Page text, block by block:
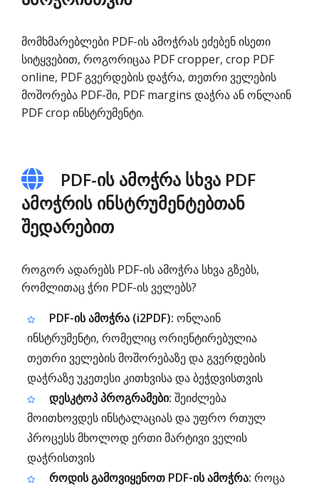
მომხმარებლები PDF-ის ამოჭრას ეძებენ ისეთი
სიტყვებით, როგორიცაა PDF cropper, crop PDF
online, PDF გვერდების დაჭრა, თეთრი ველების
მოშორება PDF-ში, PDF margins დაჭრა ან ონლაინ
PDF crop ინსტრუმენტი.
PDF-ის ამოჭრა სხვა PDF
ამოჭრის ინსტრუმენტებთან
შედარებით
როგორ ადარებს PDF-ის ამოჭრა სხვა გზებს,
რომლითაც ჭრი PDF-ის ველებს?
PDF-ის ამოჭრა (i2PDF): ონლაინ
ინსტრუმენტი, რომელიც ორიენტირებულია
თეთრი ველების მოშორებაზე და გვერდების
დაჭრაზე უკეთესი კითხვისა და ბეჭდვისთვის
დესკტოპ პროგრამები: შეიძლება
მოითხოვდეს ინსტალაციას და უფრო რთულ
პროცესს მხოლოდ ერთი მარტივი ველის
დაჭრისთვის
როდის გამოვიყენოთ PDF-ის ამოჭრა: როცა